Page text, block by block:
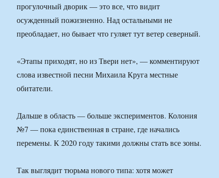
прогулочный дворик — это все, что видит
осужденный пожизненно. Над остальными не
преобладает, но бывает что гуляет тут ветер северный.
«Этапы приходят, но из Твери нет», — комментируют
слова известной песни Михаила Круга местные
обитатели.
Дальше в область — больше экспериментов. Колония
№7 — пока единственная в стране, где начались
перемены. К 2020 году такими должны стать все зоны.
Так выглядит тюрьма нового типа: хотя может